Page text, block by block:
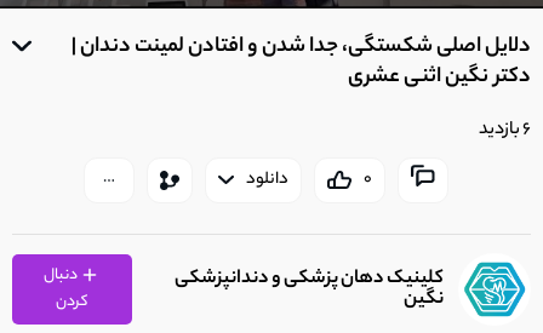
0
of
دلایل اصلی شکستگی، جدا شدن و افتادن لمینت دندان |
دکتر نگین اثنی عشری
6 بازدید
0 دانلود
کلینیک دهان پزشکی و دندانپزشکی
نگین
دنبال
کردن